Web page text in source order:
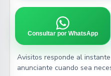
Consultar por WhatsApp
Avisitos responde al
anunciante cuando sea